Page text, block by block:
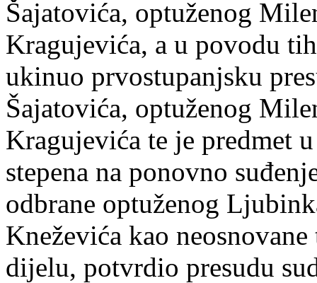
Šajatovića, optuženog
Kragujevića, a u povodu
ukinuo prvostupanjsku
Šajatovića, optuženog
Kragujevića te je predmet
stepena na ponovno
odbrane optuženog
Kneževića kao
dijelu, potvrdio presudu